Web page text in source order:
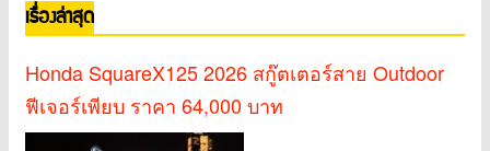
เรื่องล่าสุด
Honda SquareX125 2026 สกู๊ตเตอร์สาย Outdoor
ฟีเจอร์เพียบ ราคา 64,000 บาท